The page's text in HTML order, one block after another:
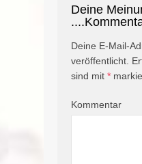
Deine
Deine E-Mail-
veröffentlicht.
sind mit *
Kommentar